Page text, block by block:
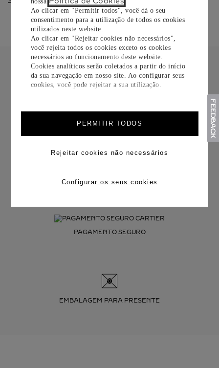
Ao clicar em "Permitir todos", você dá o seu
consentimento para a utilização de todos os cookies
utilizados neste website.
Ao clicar em "Rejeitar cookies não necessários",
você rejeita todos os cookies exceto os cookies
necessários ao funcionamento deste website.
Cookies analíticos serão coletados a partir do início
da sua navegação em nosso site. Ao configurar seus
cookies, você pode rejeitar a sua utilização.
PERMITIR TODOS
Rejeitar cookies não necessários
Configurar os seus cookies
PAGAMENTO SEGURO
EMBALAGEM PARA PRESENTE